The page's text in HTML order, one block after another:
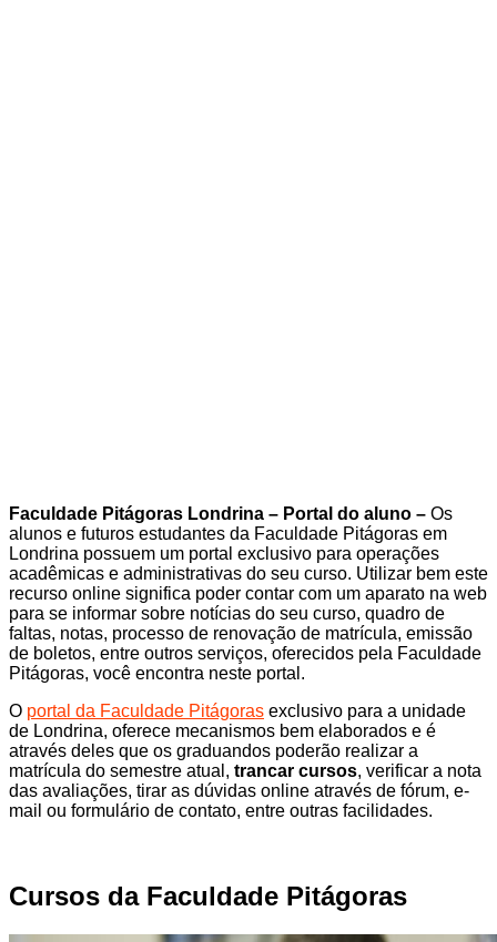
Faculdade Pitágoras Londrina – Portal do aluno – Os
alunos e futuros estudantes da Faculdade Pitágoras em
Londrina possuem um portal exclusivo para operações
acadêmicas e administrativas do seu curso. Utilizar bem este
recurso online significa poder contar com um aparato na web
para se informar sobre notícias do seu curso, quadro de
faltas, notas, processo de renovação de matrícula, emissão
de boletos, entre outros serviços, oferecidos pela Faculdade
Pitágoras, você encontra neste portal.
O portal da Faculdade Pitágoras exclusivo para a unidade
de Londrina, oferece mecanismos bem elaborados e é
através deles que os graduandos poderão realizar a
matrícula do semestre atual, trancar cursos, verificar a nota
das avaliações, tirar as dúvidas online através de fórum, e-
mail ou formulário de contato, entre outras facilidades.
Cursos da Faculdade Pitágoras